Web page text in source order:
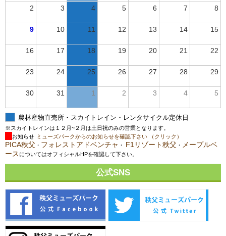
2 3 4 5 6 7 8
9 10 11 12 13 14 15
16 17 18 19 20 21 22
23 24 25 26 27 28 29
30 31 1 2 3 4 5
農林産物直売所・スカイトレイン・レンタサイクル定休日
※スカイトレインは１２月~２月は土日祝のみの営業となります。
お知らせ ミューズパークからのお知らせを確認下さい （クリック）
PICA秩父 ・ フォレストアドベンチャ ・ F1リゾート秩父 ・ メープルベ
ース についてはオフィシャルHPを確認して下さい。
公式SNS